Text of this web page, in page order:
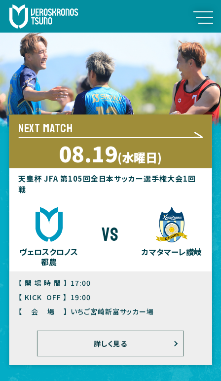
NEXT MATCH
08.19(水曜日)
天皇杯 JFA 第105回全日本サッカー選手権大会1回
戦
ヴェロスクロノス
都農
vs
カマタマーレ讃岐
【開場時間】 17:00
【KICK OFF】 19:00
【会場】 いちご宮崎新富サッカー場
詳しく見る